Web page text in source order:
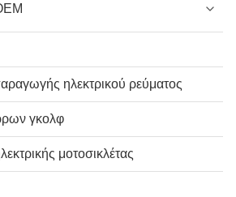
ηλεκτρικού ρεύματος
γκολφ
μοτοσικλέτας